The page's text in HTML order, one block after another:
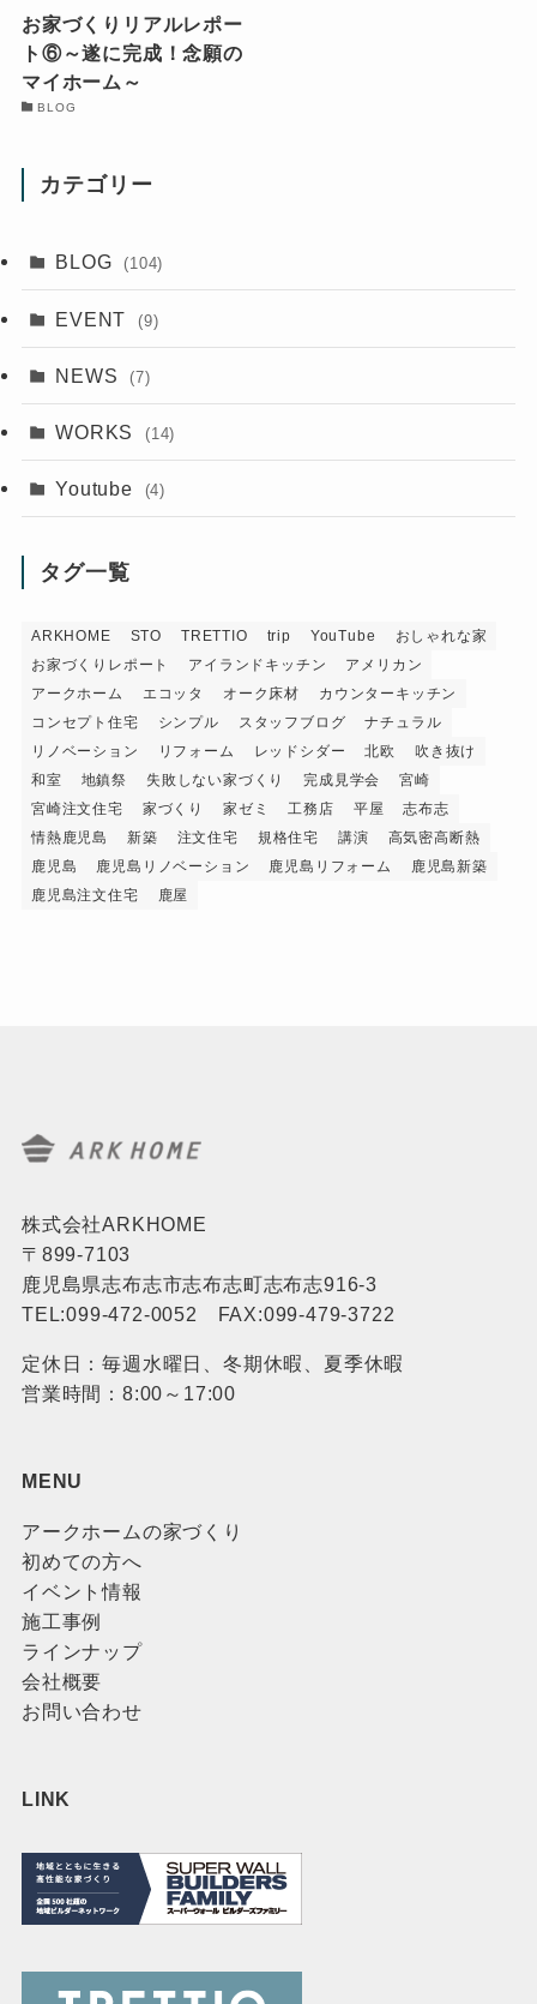
お家づくりリアルレポー
ト⑥～遂に完成！念願の
マイホーム～
BLOG
カテゴリー
BLOG (104)
EVENT (9)
NEWS (7)
WORKS (14)
Youtube (4)
タグ一覧
ARKHOME STO TRETTIO trip YouTube
おしゃれな家
お家づくりレポート
アイランドキッチン
アメリカン
アークホーム
エコッタ オーク床材
カウンターキッチン
コンセプト住宅
シンプル スタッフブログ
ナチュラル
リノベーション
リフォーム レッドシダー 北欧
吹き抜け
和室
地鎮祭 失敗しない家づくり 完成見学会
宮崎
宮崎注文住宅
家づくり 家ゼミ 工務店 平屋
志布志
情熱鹿児島
新築 注文住宅 規格住宅 講演
高気密高断熱
鹿児島
鹿児島リノベーション 鹿児島リフォーム
鹿児島新築
鹿児島注文住宅
鹿屋
株式会社ARKHOME
〒899-7103
鹿児島県志布志市志布志町志布志916-3
TEL:099-472-0052 FAX:099-479-3722
定休日：毎週水曜日、冬期休暇、夏季休暇
営業時間：8:00～17:00
MENU
アークホームの家づくり
初めての方へ
イベント情報
施工事例
ラインナップ
会社概要
お問い合わせ
LINK